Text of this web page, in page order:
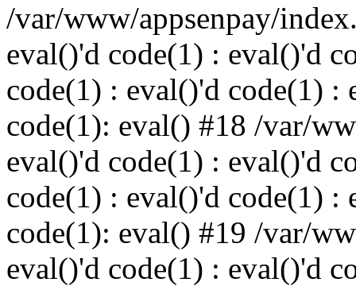
/var/www/appsenpay/
eval()'d code(1) : eval()'d
code(1) : eval()'d code(1) :
code(1): eval() #18 /var/
eval()'d code(1) : eval()'d
code(1) : eval()'d code(1) :
code(1): eval() #19 /var/
eval()'d code(1) : eval()'d